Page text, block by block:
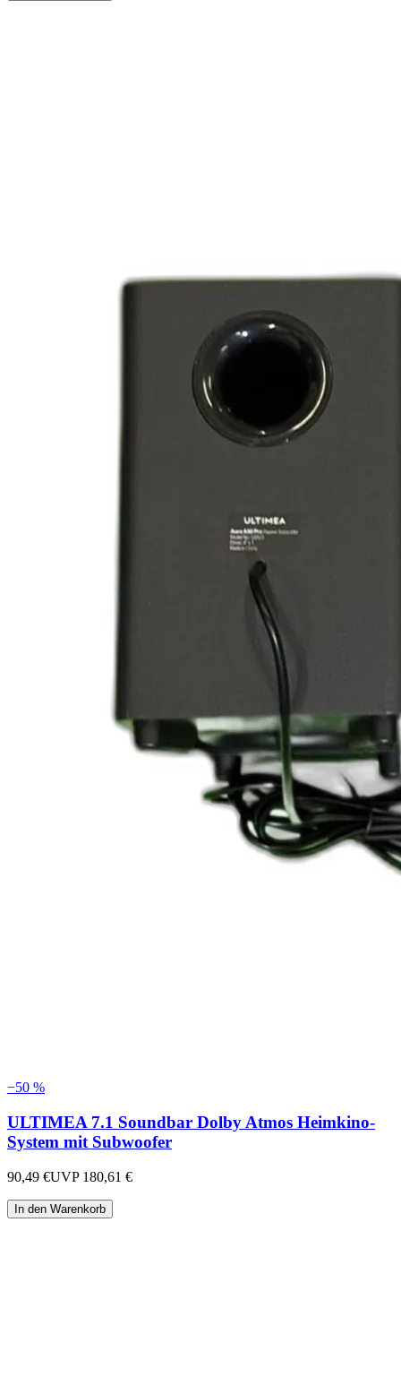
−50 %
ULTIMEA 7.1 Soundbar Dolby Atmos Heimkino-
System mit Subwoofer
90,49 €UVP 180,61 €
In den Warenkorb